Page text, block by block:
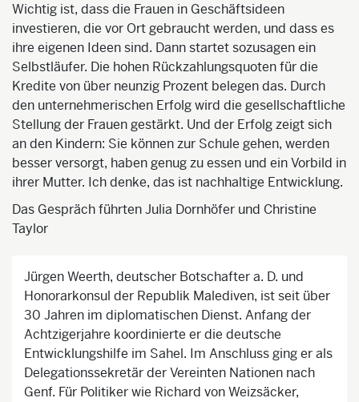
Wichtig ist, dass die Frauen in Geschäftsideen
investieren, die vor Ort gebraucht werden, und dass es
ihre eigenen Ideen sind. Dann startet sozusagen ein
Selbstläufer. Die hohen Rückzahlungsquoten für die
Kredite von über neunzig Prozent belegen das. Durch
den unternehmerischen Erfolg wird die gesellschaftliche
Stellung der Frauen gestärkt. Und der Erfolg zeigt sich
an den Kindern: Sie können zur Schule gehen, werden
besser versorgt, haben genug zu essen und ein Vorbild in
ihrer Mutter. Ich denke, das ist nachhaltige Entwicklung.
Das Gespräch führten Julia Dornhöfer und Christine
Taylor
Jürgen Weerth, deutscher Botschafter a. D. und
Honorarkonsul der Republik Malediven, ist seit über
30 Jahren im diplomatischen Dienst. Anfang der
Achtzigerjahre koordinierte er die deutsche
Entwicklungshilfe im Sahel. Im Anschluss ging er als
Delegationssekretär der Vereinten Nationen nach
Genf. Für Politiker wie Richard von Weizsäcker,